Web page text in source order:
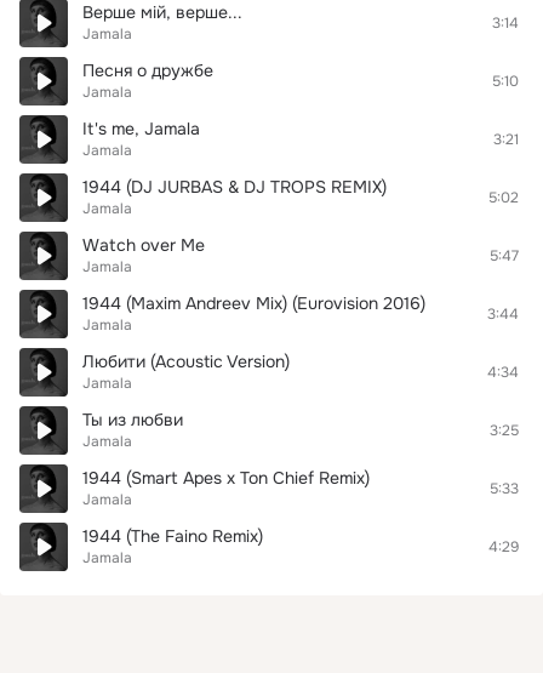
Верше мій, верше...
Jamala
3:14
Песня о дружбе
Jamala
5:10
It's me, Jamala
Jamala
3:21
1944 (DJ JURBAS & DJ TROPS REMIX)
Jamala
5:02
Watch over Me
Jamala
5:47
1944 (Maxim Andreev Mix) (Eurovision 2016)
Jamala
3:44
Любити (Acoustic Version)
Jamala
4:34
Ты из любви
Jamala
3:25
1944 (Smart Apes x Ton Chief Remix)
Jamala
5:33
1944 (The Faino Remix)
Jamala
4:29